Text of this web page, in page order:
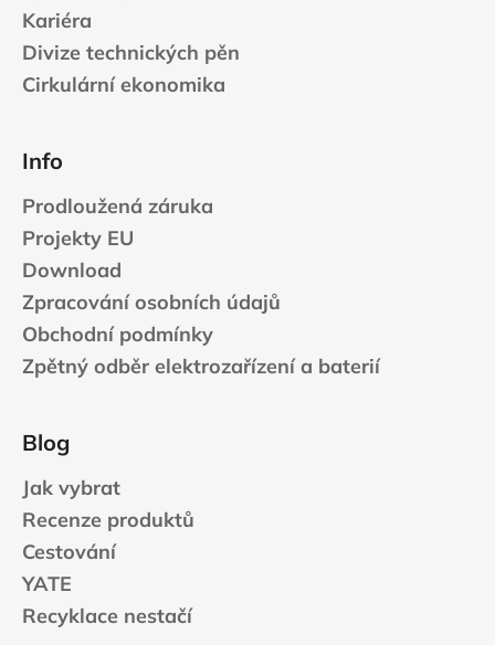
Kariéra
Divize technických pěn
Cirkulární ekonomika
Info
Prodloužená záruka
Projekty EU
Download
Zpracování osobních údajů
Obchodní podmínky
Zpětný odběr elektrozařízení a baterií
Blog
Jak vybrat
Recenze produktů
Cestování
YATE
Recyklace nestačí